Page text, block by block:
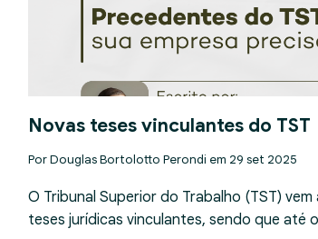
Novas teses vinculantes do TST
Por Douglas Bortolotto Perondi em 29 set 2025
O Tribunal Superior do Trabalho (TST)
teses jurídicas vinculantes, sendo que até